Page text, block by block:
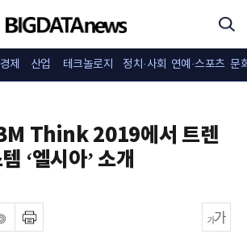
경제 산업 테크놀로지 정치·사회 연예·스포츠 문
Think 2019에서 트렌
‘엘시아’ 소개